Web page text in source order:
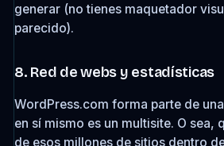
generar (no tienes maquetador
parecido).
8. Red de webs y estadísticas
WordPress.com forma parte de
en sí mismo es un multisite. O sea,
de esos millones de sitios dentro